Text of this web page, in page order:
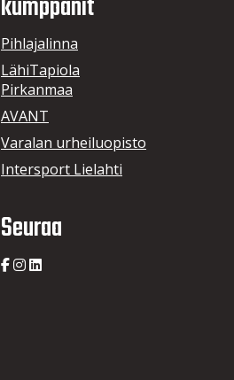
kumppanit
Pihlajalinna
LähiTapiola
Pirkanmaa
AVANT
Varalan urheiluopisto
Intersport Lielahti
Seuraa